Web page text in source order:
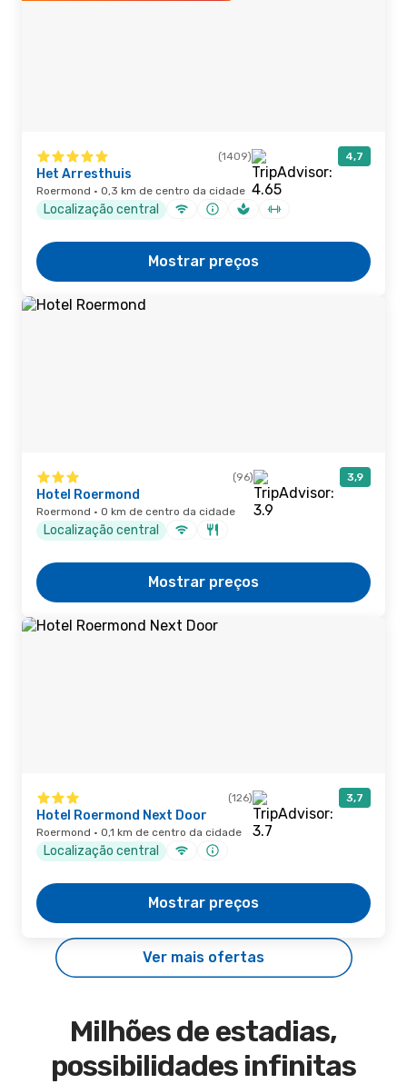
(1409) 4,7
Het Arresthuis
Roermond · 0,3 km de centro da cidade
Localização central
Mostrar preços
(96) 3,9
Hotel Roermond
Roermond · 0 km de centro da cidade
Localização central
Mostrar preços
(126) 3,7
Hotel Roermond Next Door
Roermond · 0,1 km de centro da cidade
Localização central
Mostrar preços
Ver mais ofertas
Milhões de estadias,
possibilidades infinitas